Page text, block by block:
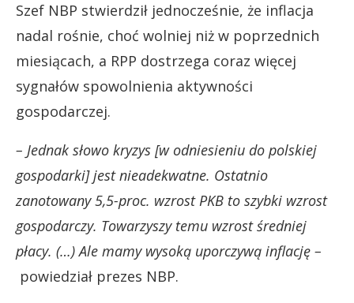
Szef NBP stwierdził jednocześnie, że inflacja
nadal rośnie, choć wolniej niż w poprzednich
miesiącach, a RPP dostrzega coraz więcej
sygnałów spowolnienia aktywności
gospodarczej.
– Jednak słowo kryzys [w odniesieniu do polskiej
gospodarki] jest nieadekwatne. Ostatnio
zanotowany 5,5-proc. wzrost PKB to szybki wzrost
gospodarczy. Towarzyszy temu wzrost średniej
płacy. (…) Ale mamy wysoką uporczywą inflację –
powiedział prezes NBP.